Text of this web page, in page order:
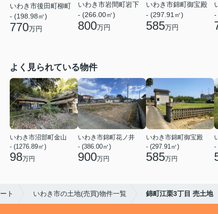
いわき市後田町柳町
- (198.98㎡)
770万円
いわき市岩間町岩下
- (266.00㎡)
800万円
いわき市錦町御宝殿
- (297.91㎡)
585万円
-
よく見られている物件
いわき市沼部町金山
- (1276.89㎡)
98万円
いわき市錦町花ノ井
- (386.00㎡)
900万円
いわき市錦町御宝殿
- (297.91㎡)
585万円
-
ト いわき市の土地(売買)物件一覧 錦町江栗3丁目 売土地